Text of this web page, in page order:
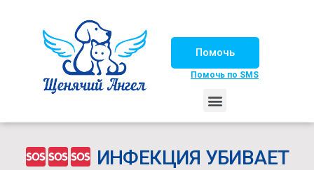
Помочь
Помочь по SMS
ИНФЕКЦИЯ УБИВАЕТ